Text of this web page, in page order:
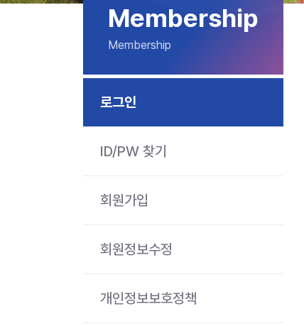
Membership
Membership
로그인
ID/PW 찾기
회원가입
회원정보수정
개인정보보호정책